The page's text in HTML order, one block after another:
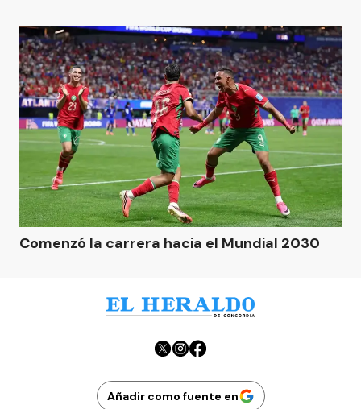
Comenzó la carrera hacia el Mundial 2030
Añadir como fuente en